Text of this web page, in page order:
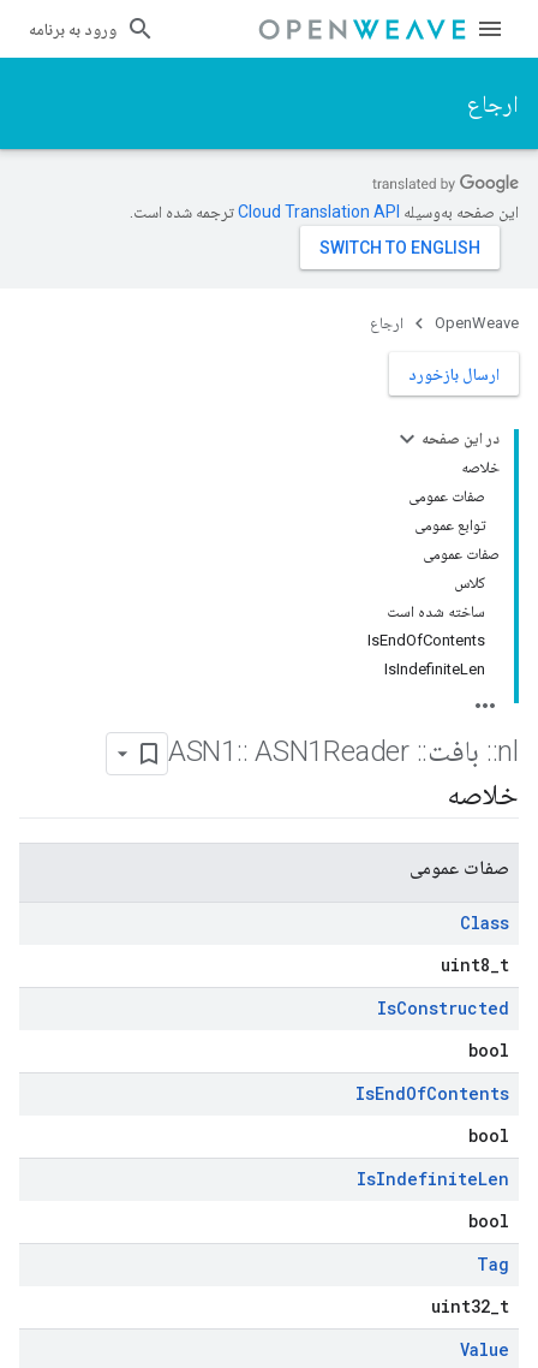
ورود به برنامه
ارجاع
این صفحه به‌وسیله ترجمه شده است.
OpenWeave ارجاع
ارسال بازخورد
در این صفحه
خلاصه
صفات عمومی
توابع عمومی
صفات عمومی
کلاس
ساخته شده است
IsEndOfContents
IsIndefiniteLen
nl
:: بافت::
ASN1
:: ASN1Reader
خلاصه
صفات عمومی
Class
uint8_t
IsConstructed
bool
IsEndOfContents
bool
IsIndefiniteLen
bool
Tag
uint32_t
Value